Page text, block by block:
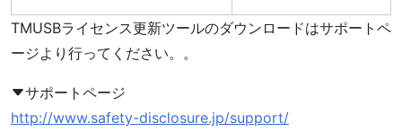
TMUSBライセンス更新ツールのダウンロードはサポートペ
ージより行ってください。。
サポートページ
http://www.safety-disclosure.jp/support/